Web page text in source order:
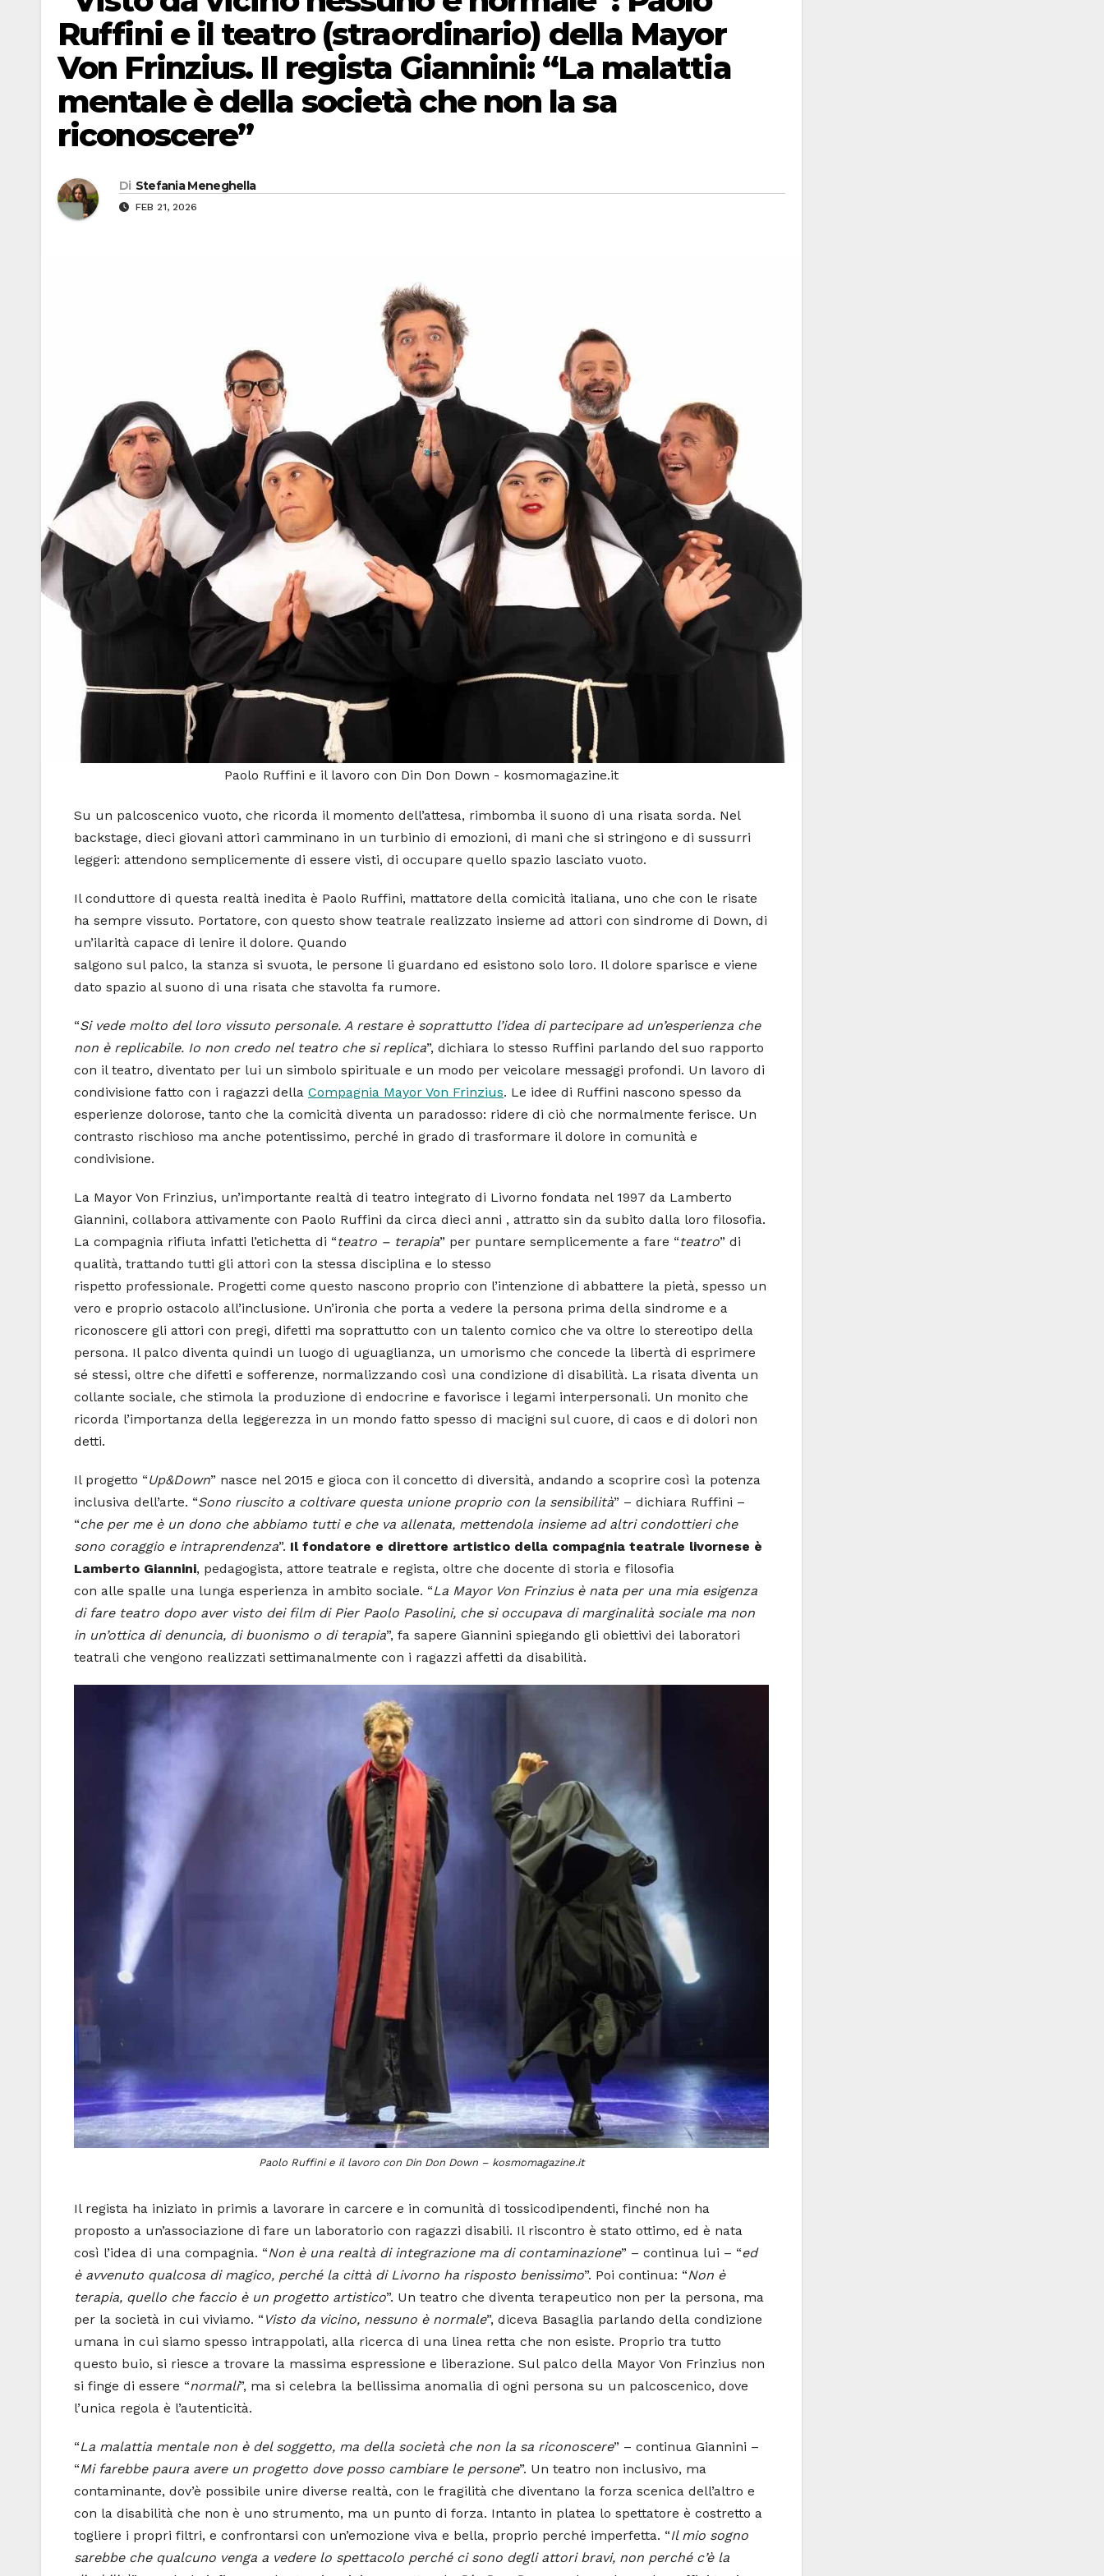
Ruffini e il teatro (straordinario) della Mayor
Von Frinzius. Il regista Giannini: “La malattia
mentale è della società che non la sa
riconoscere”
Di Stefania Meneghella
FEB 21, 2026
Paolo Ruffini e il lavoro con Din Don Down - kosmomagazine.it
Su un palcoscenico vuoto, che ricorda il momento dell’attesa, rimbomba il suono di una risata sorda. Nel
backstage, dieci giovani attori camminano in un turbinio di emozioni, di mani che si stringono e di sussurri
leggeri: attendono semplicemente di essere visti, di occupare quello spazio lasciato vuoto.
Il conduttore di questa realtà inedita è Paolo Ruffini, mattatore della comicità italiana, uno che con le risate
ha sempre vissuto. Portatore, con questo show teatrale realizzato insieme ad attori con sindrome di Down, di
un’ilarità capace di lenire il dolore. Quando
salgono sul palco, la stanza si svuota, le persone li guardano ed esistono solo loro. Il dolore sparisce e viene
dato spazio al suono di una risata che stavolta fa rumore.
“Si vede molto del loro vissuto personale. A restare è soprattutto l’idea di partecipare ad un’esperienza che
non è replicabile. Io non credo nel teatro che si replica”, dichiara lo stesso Ruffini parlando del suo rapporto
con il teatro, diventato per lui un simbolo spirituale e un modo per veicolare messaggi profondi. Un lavoro di
condivisione fatto con i ragazzi della Compagnia Mayor Von Frinzius. Le idee di Ruffini nascono spesso da
esperienze dolorose, tanto che la comicità diventa un paradosso: ridere di ciò che normalmente ferisce. Un
contrasto rischioso ma anche potentissimo, perché in grado di trasformare il dolore in comunità e
condivisione.
La Mayor Von Frinzius, un’importante realtà di teatro integrato di Livorno fondata nel 1997 da Lamberto
Giannini, collabora attivamente con Paolo Ruffini da circa dieci anni , attratto sin da subito dalla loro filosofia.
La compagnia rifiuta infatti l’etichetta di “teatro – terapia” per puntare semplicemente a fare “teatro” di
qualità, trattando tutti gli attori con la stessa disciplina e lo stesso
rispetto professionale. Progetti come questo nascono proprio con l’intenzione di abbattere la pietà, spesso un
vero e proprio ostacolo all’inclusione. Un’ironia che porta a vedere la persona prima della sindrome e a
riconoscere gli attori con pregi, difetti ma soprattutto con un talento comico che va oltre lo stereotipo della
persona. Il palco diventa quindi un luogo di uguaglianza, un umorismo che concede la libertà di esprimere
sé stessi, oltre che difetti e sofferenze, normalizzando così una condizione di disabilità. La risata diventa un
collante sociale, che stimola la produzione di endocrine e favorisce i legami interpersonali. Un monito che
ricorda l’importanza della leggerezza in un mondo fatto spesso di macigni sul cuore, di caos e di dolori non
detti.
Il progetto “Up&Down” nasce nel 2015 e gioca con il concetto di diversità, andando a scoprire così la potenza
inclusiva dell’arte. “Sono riuscito a coltivare questa unione proprio con la sensibilità” – dichiara Ruffini –
“che per me è un dono che abbiamo tutti e che va allenata, mettendola insieme ad altri condottieri che
sono coraggio e intraprendenza”. Il fondatore e direttore artistico della compagnia teatrale livornese è
Lamberto Giannini, pedagogista, attore teatrale e regista, oltre che docente di storia e filosofia
con alle spalle una lunga esperienza in ambito sociale. “La Mayor Von Frinzius è nata per una mia esigenza
di fare teatro dopo aver visto dei film di Pier Paolo Pasolini, che si occupava di marginalità sociale ma non
in un’ottica di denuncia, di buonismo o di terapia”, fa sapere Giannini spiegando gli obiettivi dei laboratori
teatrali che vengono realizzati settimanalmente con i ragazzi affetti da disabilità.
Paolo Ruffini e il lavoro con Din Don Down – kosmomagazine.it
Il regista ha iniziato in primis a lavorare in carcere e in comunità di tossicodipendenti, finché non ha
proposto a un’associazione di fare un laboratorio con ragazzi disabili. Il riscontro è stato ottimo, ed è nata
così l’idea di una compagnia. “Non è una realtà di integrazione ma di contaminazione” – continua lui – “ed
è avvenuto qualcosa di magico, perché la città di Livorno ha risposto benissimo”. Poi continua: “Non è
terapia, quello che faccio è un progetto artistico”. Un teatro che diventa terapeutico non per la persona, ma
per la società in cui viviamo. “ Visto da vicino, nessuno è normale”, diceva Basaglia parlando della condizione
umana in cui siamo spesso intrappolati, alla ricerca di una linea retta che non esiste. Proprio tra tutto
questo buio, si riesce a trovare la massima espressione e liberazione. Sul palco della Mayor Von Frinzius non
si finge di essere “normali”, ma si celebra la bellissima anomalia di ogni persona su un palcoscenico, dove
l’unica regola è l’autenticità.
“La malattia mentale non è del soggetto, ma della società che non la sa riconoscere” – continua Giannini –
“Mi farebbe paura avere un progetto dove posso cambiare le persone”. Un teatro non inclusivo, ma
contaminante, dov’è possibile unire diverse realtà, con le fragilità che diventano la forza scenica dell’altro e
con la disabilità che non è uno strumento, ma un punto di forza. Intanto in platea lo spettatore è costretto a
togliere i propri filtri, e confrontarsi con un’emozione viva e bella, proprio perché imperfetta. “Il mio sogno
sarebbe che qualcuno venga a vedere lo spettacolo perché ci sono degli attori bravi, non perché c’è la